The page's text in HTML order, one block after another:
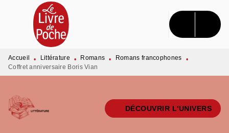
MENU RECHERCHE CONTENU
PIED DE PAGE
Accueil • Littérature • Romans • Romans francophones
•
Coffret anniversaire Boris Vian
DÉCOUVRIR L'UNIVERS